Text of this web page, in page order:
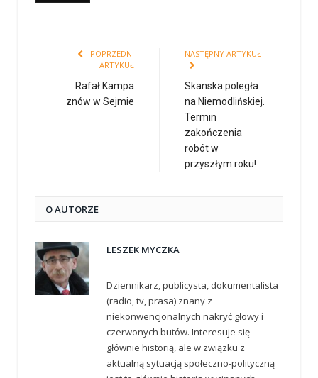
POPRZEDNI
ARTYKUŁ
Rafał Kampa
znów w Sejmie
NASTĘPNY ARTYKUŁ
Skanska poległa
na Niemodlińskiej.
Termin
zakończenia
robót w
przyszłym roku!
O AUTORZE
LESZEK MYCZKA
Dziennikarz, publicysta, dokumentalista
(radio, tv, prasa) znany z
niekonwencjonalnych nakryć głowy i
czerwonych butów. Interesuje się
głównie historią, ale w związku z
aktualną sytuacją społeczno-polityczną